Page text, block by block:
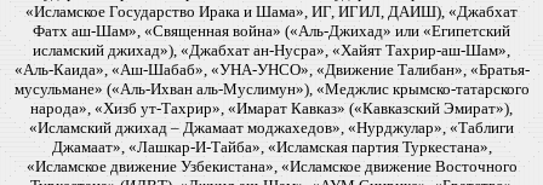
«Исламское Государство Ирака и Шама», ИГ, ИГИЛ, ДАИШ), «Джабхат
Фатх аш-Шам», «Священная война» («Аль-Джихад» или «Египетский
исламский джихад»), «Джабхат ан-Нусра», «Хайят Тахрир-аш-Шам»,
«Аль-Каида», «Аш-Шабаб», «УНА-УНСО», «Движение Талибан», «Братья-
мусульмане» («Аль-Ихван аль-Муслимун»), «Меджлис крымско-татарского
народа», «Хизб ут-Тахрир», «Имарат Кавказ» («Кавказский Эмират»),
«Исламский джихад – Джамаат моджахедов», «Нурджулар», «Таблиги
Джамаат», «Лашкар-И-Тайба», «Исламская партия Туркестана»,
«Исламское движение Узбекистана», «Исламское движение Восточного